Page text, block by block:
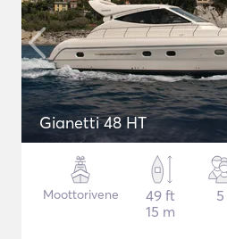
Gianetti 48 HT
Moottorivene
49 ft
15 m
5